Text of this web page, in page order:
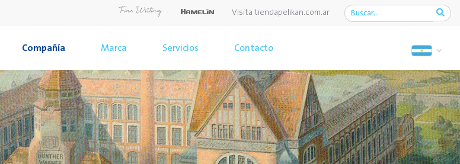
Visita tiendapelikan.com.ar
Compañía Marca Servicios Contacto